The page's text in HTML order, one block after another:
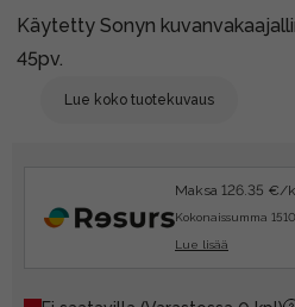
Käytetty Sonyn
45pv.
Lue koko tuotekuvaus
Maksa 126.35 €/
Kokonaissumma
Lue lisää